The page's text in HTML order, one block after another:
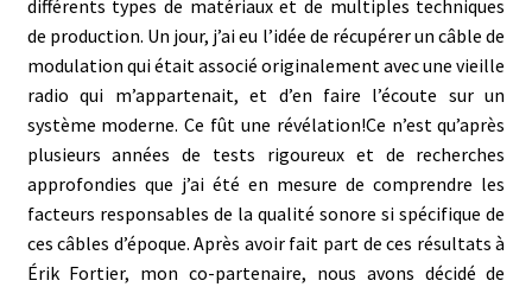
différents types de matériaux et de multiples techniques
de production. Un jour, j’ai eu l’idée de récupérer un câble de
modulation qui était associé originalement avec une vieille
radio qui m’appartenait, et d’en faire l’écoute sur un
système moderne. Ce fût une révélation!Ce n’est qu’après
plusieurs années de tests rigoureux et de recherches
approfondies que j’ai été en mesure de comprendre les
facteurs responsables de la qualité sonore si spécifique de
ces câbles d’époque. Après avoir fait part de ces résultats à
Érik Fortier, mon co-partenaire, nous avons décidé de